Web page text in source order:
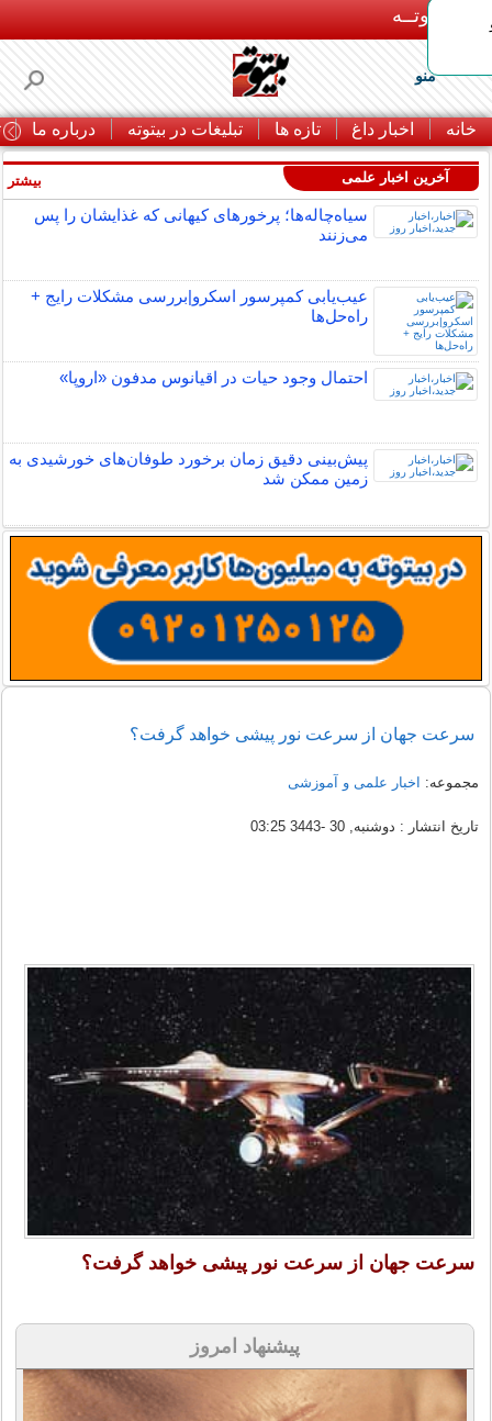
بـیتوتــه
منو
خانه اخبار داغ تازه ها تبلیغات در بیتوته درباره ما
آخرین اخبار علمی
سیاه‌چاله‌ها؛ پرخورهای کیهانی که غذایشان را پس
می‌زنند
عیب‌یابی کمپرسور اسکرو|بررسی مشکلات رایج +
راه‌حل‌ها
احتمال وجود حیات در اقیانوس مدفون «اروپا»
پیش‌بینی دقیق زمان برخورد طوفان‌های خورشیدی به
زمین ممکن شد
بیشتر
سرعت جهان از سرعت نور پیشی خواهد گرفت؟
مجموعه: اخبار علمی و آموزشی
تاریخ انتشار : دوشنبه, 30 -3443 03:25
سرعت جهان از سرعت نور پیشی خواهد گرفت؟
پیشنهاد امروز